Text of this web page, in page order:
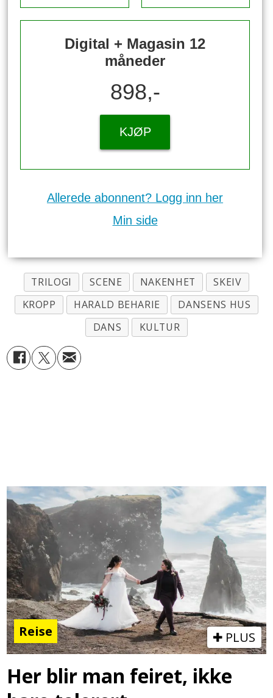
Digital + Magasin 12
måneder
898,-
KJØP
Allerede abonnent? Logg inn her
Min side
TRILOGI SCENE NAKENHET
SKEIV
KROPP
HARALD BEHARIE
DANSENS HUS
DANS
KULTUR
Reise PLUS
Her blir man feiret, ikke